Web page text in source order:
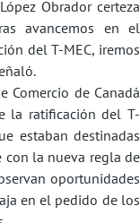
Obrador certeza
avancemos en el
del T-MEC, iremos
Comercio de Canadá
la ratificación del T-
estaban destinadas
con la nueva regla de
oportunidades
en el pedido de los